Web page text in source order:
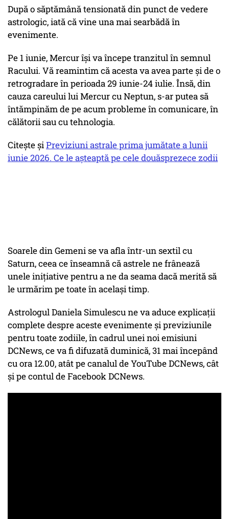
După o săptămână tensionată din punct de vedere
astrologic, iată că vine una mai searbădă în
evenimente.
Pe 1 iunie, Mercur își va începe tranzitul în semnul
Racului. Vă reamintim că acesta va avea parte și de o
retrogradare în perioada 29 iunie-24 iulie. Însă, din
cauza careului lui Mercur cu Neptun, s-ar putea să
întămpinăm de pe acum probleme în comunicare, în
călătorii sau cu tehnologia.
Citește șiPreviziuni astrale prima jumătate a lunii
iunie 2026. Ce le așteaptă pe cele douăsprezece zodii
Soarele din Gemeni se va afla într-un sextil cu
Saturn, ceea ce înseamnă că astrele ne frânează
unele inițiative pentru a ne da seama dacă merită să
le urmărim pe toate în același timp.
Astrologul Daniela Simulescu ne va aduce explicații
complete despre aceste evenimente și previziunile
pentru toate zodiile, în cadrul unei noi emisiuni
DCNews, ce va fi difuzată duminică, 31 mai începând
cu ora 12.00, atât pe canalul de YouTube DCNews, cât
și pe contul de Facebook DCNews.